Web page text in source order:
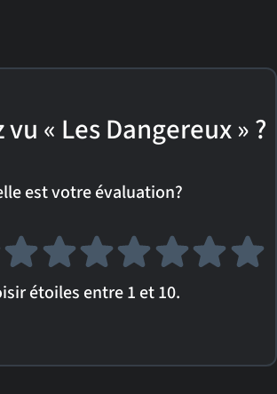
« Les Dangereux » ?
est votre évaluation?
étoiles entre 1 et 10.